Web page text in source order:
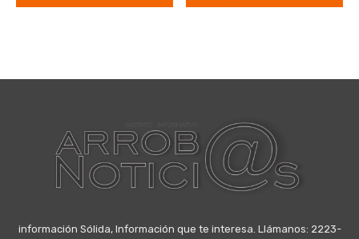
información Sólida, Información que te interesa. Llámanos: 2223-